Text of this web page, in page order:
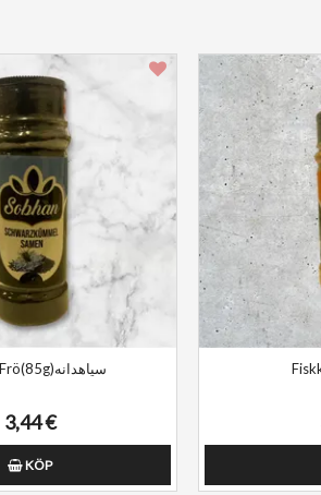
Nigella Frö(85g)سیاهدانه
3,44 €
KÖP